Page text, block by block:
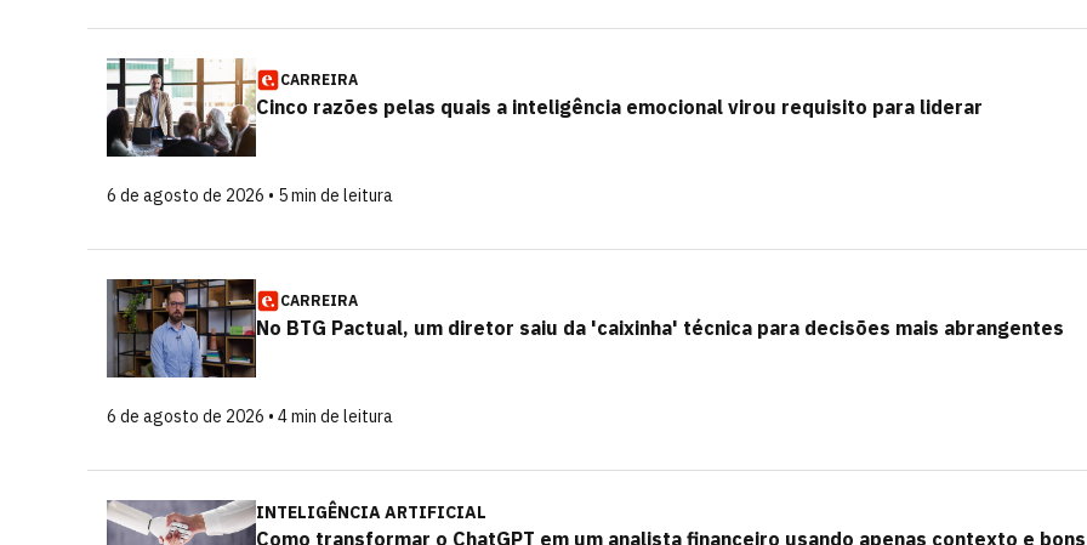
CARREIRA
Cinco razões pelas quais a inteligência emocional virou requisito para liderar
6 de agosto de 2026 • 5 min de leitura
CARREIRA
No BTG Pactual, um diretor saiu da 'caixinha' técnica para decisões mais abrangentes
6 de agosto de 2026 • 4 min de leitura
INTELIGÊNCIA ARTIFICIAL
Como transformar o ChatGPT em um analista financeiro usando apenas contexto e bons